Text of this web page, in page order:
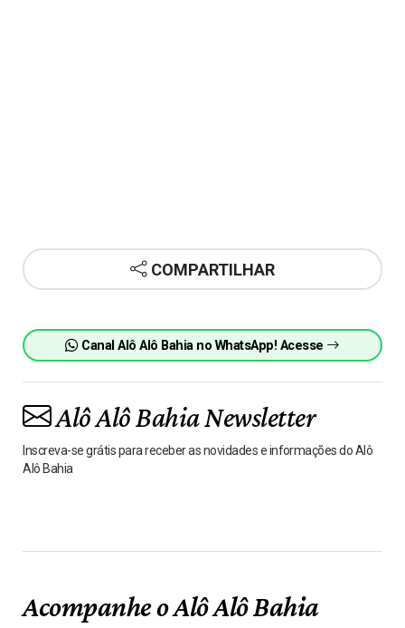
COMPARTILHAR
Canal Alô Alô Bahia no WhatsApp! Acesse
Alô Alô Bahia Newsletter
Inscreva-se grátis para receber as novidades e informações do Alô
Alô Bahia
Acompanhe o Alô Alô Bahia